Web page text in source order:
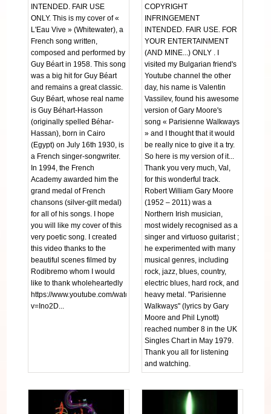
INTENDED. FAIR USE
ONLY. This is my cover of «
L'Eau Vive » (Whitewater), a
French song written,
composed and performed by
Guy Béart in 1958. This song
was a big hit for Guy Béart
and remains a great classic.
Guy Béart, whose real name
is Guy Béhart-Hasson
(originally spelled Béhar-
Hassan), born in Cairo
(Egypt) on July 16th 1930, is
a French singer-songwriter.
In 1994, the French
Academy awarded him the
grand medal of French
chansons (silver-gilt medal)
for all of his songs. I hope
you will like my cover of this
very poetic song. I created
this video thanks to the
beautiful scenes filmed by
Rodibremo whom I would
like to thank wholeheartedly
https://www.youtube.com/watch?
v=Ino2D...
COPYRIGHT
INFRINGEMENT
INTENDED. FAIR USE. FOR
YOUR ENTERTAINMENT
(AND MINE...) ONLY . I
visited my Bulgarian friend's
Youtube channel the other
day, his name is Valentin
Vassilev, found his awesome
version of Gary Moore's
song « Parisienne Walkways
» and I thought that it would
be really nice to give it a try.
So here is my version of it...
Thank you very much, Val,
for this wonderful track.
Robert William Gary Moore
(1952 – 2011) was a
Northern Irish musician,
most widely recognised as a
singer and virtuoso guitarist ;
he experimented with many
musical genres, including
rock, jazz, blues, country,
electric blues, hard rock, and
heavy metal. "Parisienne
Walkways" (lyrics by Gary
Moore and Phil Lynott)
reached number 8 in the UK
Singles Chart in May 1979.
Thank you all for listening
and watching.